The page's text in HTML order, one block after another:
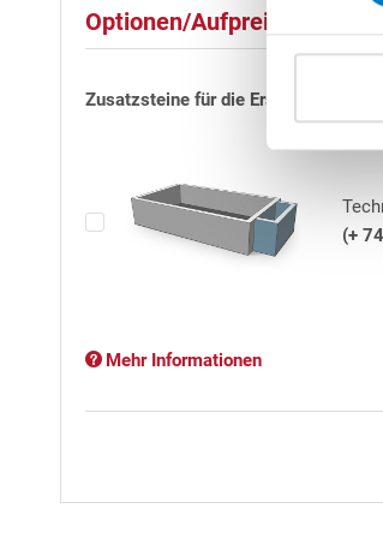
zwischen +15 bis +25° C
vorherrschen sollte, da
Verlegen nicht schnell genug
Nicht bei starker
niedrig: Innenhülle hart,
witterungs- und
Kinderspielzeugen ! Die hierin
für den Menschen
Optionen/Aufpreise
Zusatzsteine für die Erstellung eines
(+
Mehr Informationen